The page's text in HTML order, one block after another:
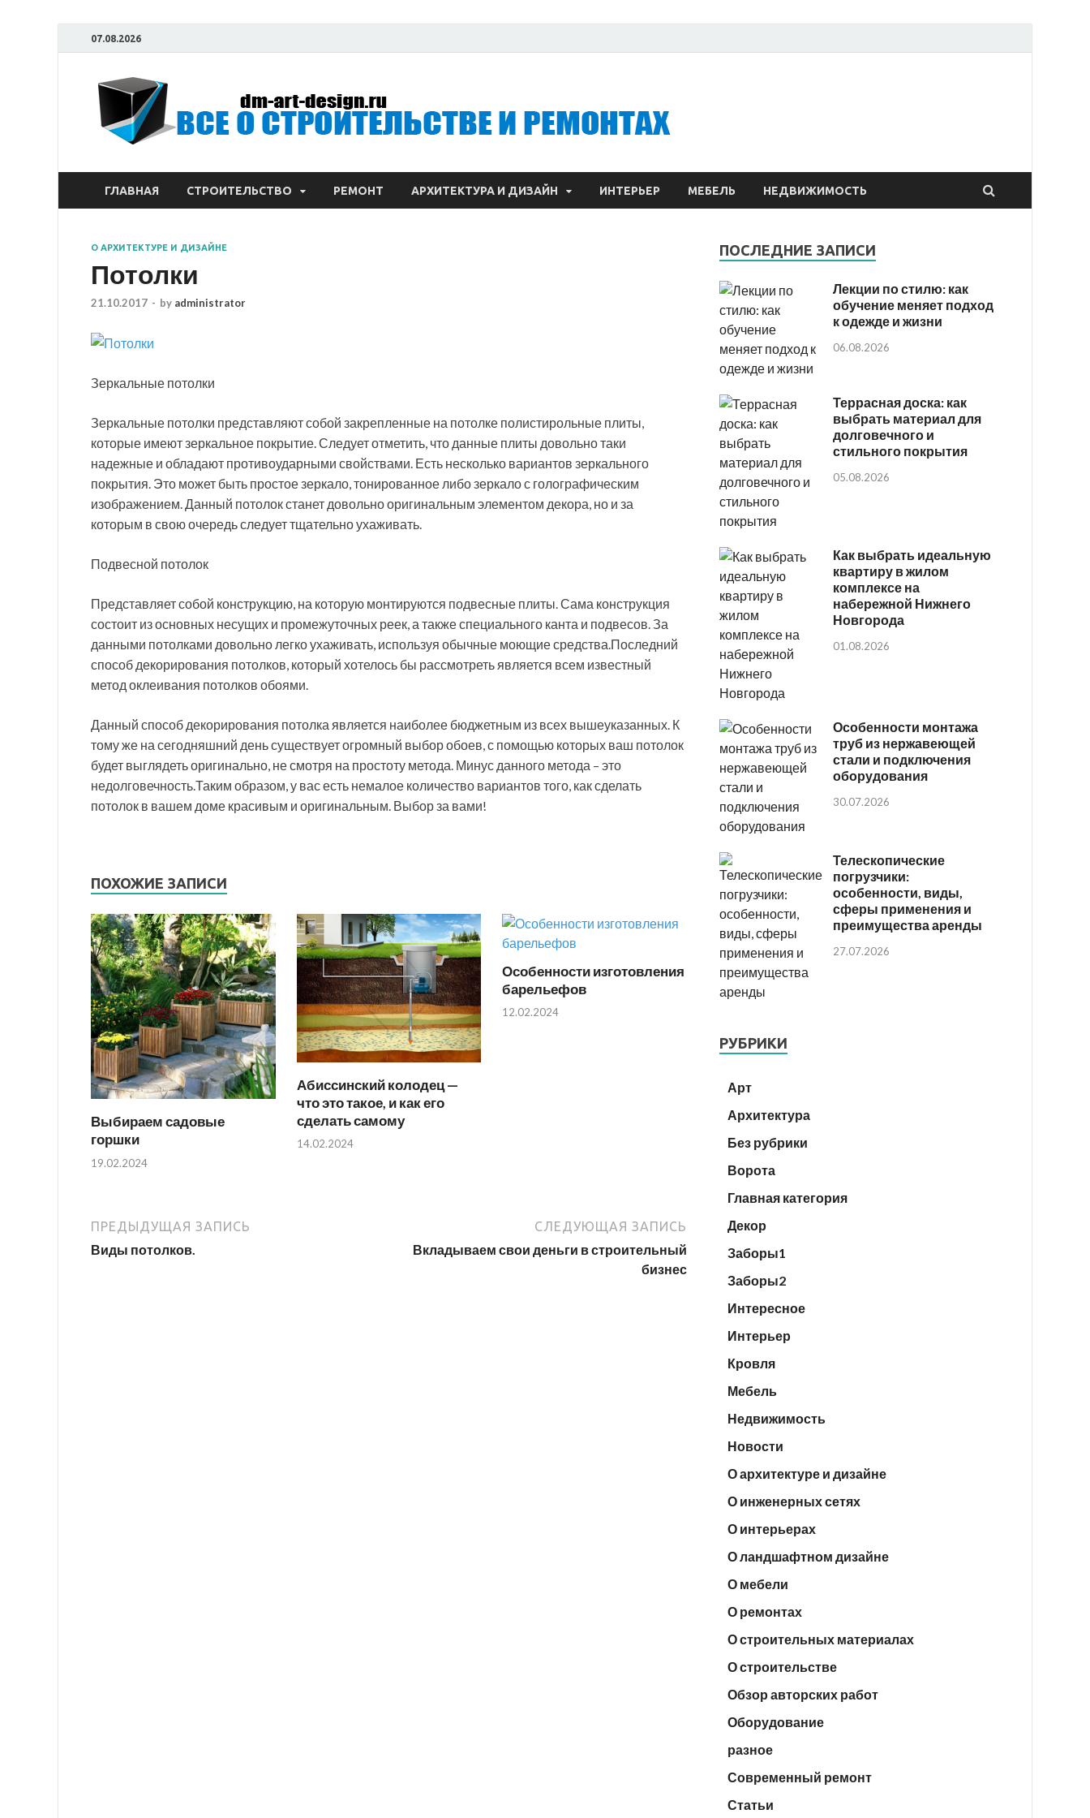
07.08.2026
ГЛАВНАЯ СТРОИТЕЛЬСТВО РЕМОНТ АРХИТЕКТУРА И ДИЗАЙН ИНТЕРЬЕР МЕБЕЛЬ НЕДВИЖИМОСТЬ
О АРХИТЕКТУРЕ И ДИЗАЙНЕ
Потолки
21.10.2017 - by administrator
Зеркальные потолки
Зеркальные потолки представляют собой закрепленные на потолке полистирольные плиты,
которые имеют зеркальное покрытие. Следует отметить, что данные плиты довольно таки
надежные и обладают противоударными свойствами. Есть несколько вариантов зеркального
покрытия. Это может быть простое зеркало, тонированное либо зеркало с голографическим
изображением. Данный потолок станет довольно оригинальным элементом декора, но и за
которым в свою очередь следует тщательно ухаживать.
Подвесной потолок
Представляет собой конструкцию, на которую монтируются подвесные плиты. Сама конструкция
состоит из основных несущих и промежуточных реек, а также специального канта и подвесов. За
данными потолками довольно легко ухаживать, используя обычные моющие средства.Последний
способ декорирования потолков, который хотелось бы рассмотреть является всем известный
метод оклеивания потолков обоями.
Данный способ декорирования потолка является наиболее бюджетным из всех вышеуказанных. К
тому же на сегодняшний день существует огромный выбор обоев, с помощью которых ваш потолок
будет выглядеть оригинально, не смотря на простоту метода. Минус данного метода – это
недолговечность.Таким образом, у вас есть немалое количество вариантов того, как сделать
потолок в вашем доме красивым и оригинальным. Выбор за вами!
ПОХОЖИЕ ЗАПИСИ
Выбираем садовые
горшки
19.02.2024
Абиссинский колодец —
что это такое, и как его
сделать самому
14.02.2024
Особенности изготовления
барельефов
12.02.2024
ПРЕДЫДУЩАЯ ЗАПИСЬ
Виды потолков.
СЛЕДУЮЩАЯ ЗАПИСЬ
Вкладываем свои деньги в строительный
бизнес
ПОСЛЕДНИЕ ЗАПИСИ
Лекции по стилю: как
обучение меняет подход
к одежде и жизни
06.08.2026
Террасная доска: как
выбрать материал для
долговечного и
стильного покрытия
05.08.2026
Как выбрать идеальную
квартиру в жилом
комплексе на
набережной Нижнего
Новгорода
01.08.2026
Особенности монтажа
труб из нержавеющей
стали и подключения
оборудования
30.07.2026
Телескопические
погрузчики:
особенности, виды,
сферы применения и
преимущества аренды
27.07.2026
РУБРИКИ
Арт
Архитектура
Без рубрики
Ворота
Главная категория
Декор
Заборы1
Заборы2
Интересное
Интерьер
Кровля
Мебель
Недвижимость
Новости
О архитектуре и дизайне
О инженерных сетях
О интерьерах
О ландшафтном дизайне
О мебели
О ремонтах
О строительных материалах
О строительстве
Обзор авторских работ
Оборудование
разное
Современный ремонт
Статьи